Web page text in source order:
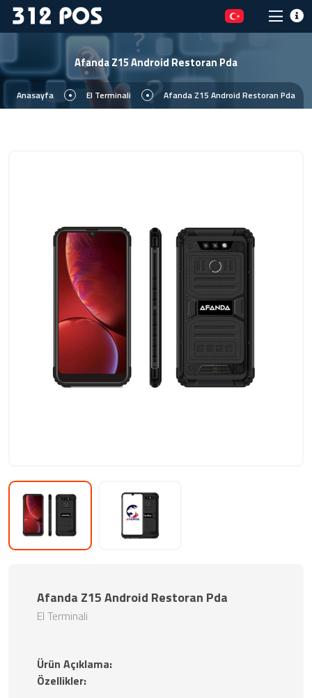
Afanda Z15 Android Restoran Pda
Anasayfa El Terminali Afanda Z15 Android Restoran Pda
Afanda Z15 Android Restoran Pda
El Terminali
Ürün Açıklama:
Özellikler: